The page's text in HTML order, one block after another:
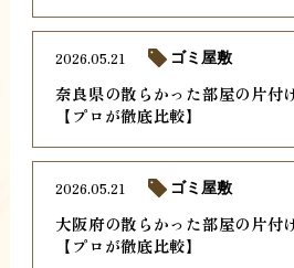
奈良県の散らかった部屋の片付
【プロが徹底比較】
2026.05.21 ゴミ屋敷
大阪府の散らかった部屋の片付
【プロが徹底比較】
2026.05.21 ゴミ屋敷